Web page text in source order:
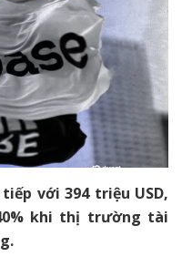
với 394 triệu USD,
khi thị trường tài